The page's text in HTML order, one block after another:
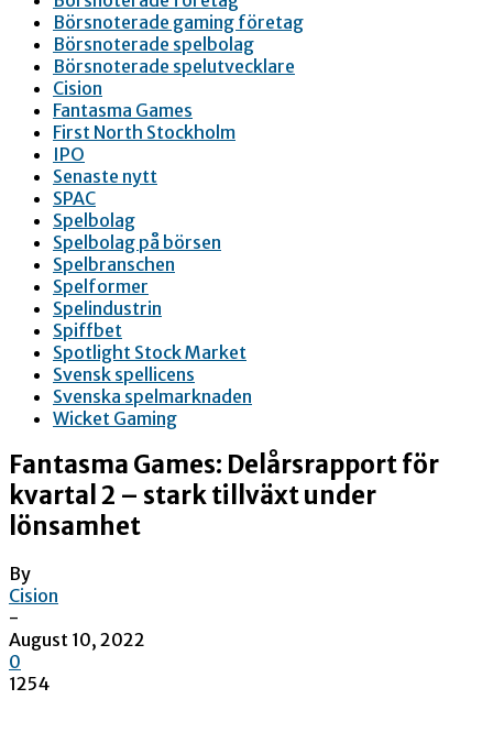
Börsnoterade gaming företag
Börsnoterade spelbolag
Börsnoterade spelutvecklare
Cision
Fantasma Games
First North Stockholm
IPO
Senaste nytt
SPAC
Spelbolag
Spelbolag på börsen
Spelbranschen
Spelformer
Spelindustrin
Spiffbet
Spotlight Stock Market
Svensk spellicens
Svenska spelmarknaden
Wicket Gaming
Fantasma Games: Delårsrapport för
kvartal 2 – stark tillväxt under
lönsamhet
By
Cision
-
August 10, 2022
0
1254